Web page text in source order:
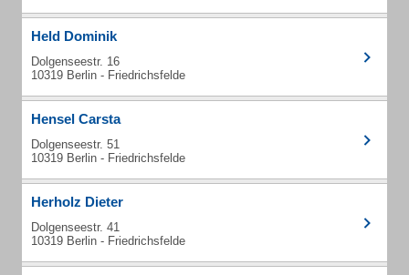
Held Dominik
Dolgenseestr. 16
10319 Berlin - Friedrichsfelde
Hensel Carsta
Dolgenseestr. 51
10319 Berlin - Friedrichsfelde
Herholz Dieter
Dolgenseestr. 41
10319 Berlin - Friedrichsfelde